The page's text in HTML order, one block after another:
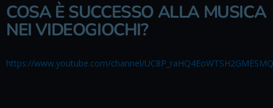
COSA È SUCCESSO ALLA MUSICA
NEI VIDEOGIOCHI?
https://www.youtube.com/channel/